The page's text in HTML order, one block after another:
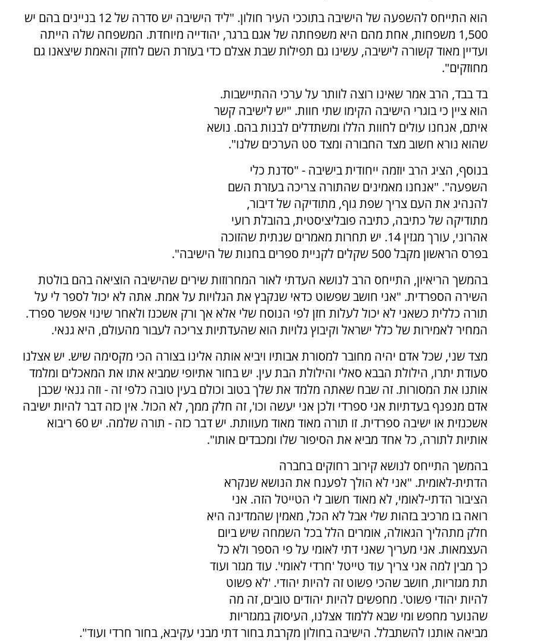
הוא התייחס להשפעה של הישיבה בתוככי העיר חולון. "ליד הישיבה יש סדרה של 12 בניינים בהם יש
1,500 משפחות, אחת מהם היא משפחתה של אגם ברגר, יהודייה מיוחדת. המשפחה שלה הייתה
ועדיין מאוד קשורה לישיבה, עשינו גם תפילות שבת אצלם כדי בעזרת השם לחזק והאמת שיצאנו גם
מחוזקים".
בד בבד, הרב אמר שאינו רוצה לוותר על ערכי ההתיישבות.
הוא ציין כי בוגרי הישיבה הקימו שתי חוות. "יש לישיבה קשר
איתם, אנחנו עולים לחוות הללו ומשתדלים לבנות בהם. נושא
שהוא נורא חשוב מצד החבורה ומצד סט הערכים שלנו".
בנוסף, הציג הרב יוזמה ייחודית בישיבה - "סדנת כלי
השפעה". "אנחנו מאמינים שהתורה צריכה בעזרת השם
להנהיג את העם צריך שפת גוף, מתודיקה של דיבור,
מתודיקה של כתיבה, כתיבה פובליציסטית, בהובלת רועי
אהרוני, עורך מגזין 14. יש תחרות מאמרים שנתית שהזוכה
בפרס הראשון מקבל 500 שקלים לקניית ספרים בחנות של הישיבה".
בהמשך הריאיון, התייחס הרב לנושא העדתי לאור המחרוזות שירים שהישיבה הוציאה בהם בולטת
השירה הספרדית. "אני חושב שפשוט כדאי שנקבץ את הגלויות על אמת. אתה לא יכול לספר לי על
תורה כללית כשאני לא יכול לעלות חזן לפי הנוסח שלי אלא אך ורק אשכנז ולאחר שינוי אפשר ספרד.
המחיר לאמירות של כלל ישראל וקיבוץ גלויות הוא שהעדתיות צריכה לעבור מהעולם, היא גנאי.
מצד שני, שכל אדם יהיה מחובר למסורת אבותיו ויביא אותה אלינו בצורה הכי מקסימה שיש. יש אצלנו
סעודת יתרו, הילולת הבבא סאלי והילולת הבת עין. יש בחור אתיופי שמביא אתו את המאכלים ומלמד
אותנו את המסורות. זה שבח שאתה מלמד את שלך בטוב וכולם בעין טובה כלפי זה - וזה גנאי שכבן
אדם מנפנף בעדתיות אני ספרדי ולכן אני יעשה וכו', זה חלק ממך, לא הכול. אין כזה דבר להיות ישיבה
אשכנזית או ישיבה ספרדית. זו תורה מאוד מאוד מעוותת. יש דבר כזה - תורה שלמה. יש 60 ריבוא
אותיות לתורה, כל אחד מביא את הסיפור שלו ומכבדים אותו".
בהמשך התייחס לנושא קירוב רחוקים בחברה
הדתית-לאומית. "אני לא הולך לפענח את הנושא שנקרא
הציבור הדתי-לאומי, לא מאוד חשוב לי הטייטל הזה. אני
רואה בו מרכיב בזהות שלי אבל לא הכל, מאמין שהמדינה היא
חלק מתהליך הגאולה, אומרים הלל בכל השמחה שיש ביום
העצמאות. אני מעריך שאני דתי לאומי על פי הספר ולא כל
כך מבין למה אני צריך עוד טייטל 'חרדי לאומי'. עוד מגזר ועוד
תת מגזריות, חושב שהכי פשוט זה להיות יהודי. 'לא פשוט
להיות יהודי פשוט'. מחפשים להיות יהודים טובים, זה מה
שהנוער מחפש ומי שבא ללמוד אצלנו, העיסוק במגזריות
מביאה אותנו להשתבלל. הישיבה בחולון מקרבת בחור דתי מבני עקיבא, בחור חרדי ועוד".